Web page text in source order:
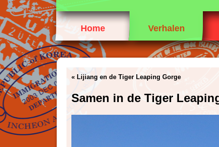
Home Verhalen
« Lijiang en de Tiger Leaping Gorge
Samen in de Tiger